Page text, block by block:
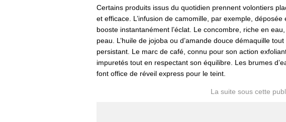
Certains produits issus du quotidien prennent volontiers
et efficace. L’infusion de camomille, par exemple,
booste instantanément l’éclat. Le concombre, riche en
peau. L’huile de jojoba ou d’amande douce démaquille
persistant. Le marc de café, connu pour son action
impuretés tout en respectant son équilibre. Les brumes
font office de réveil express pour le teint.